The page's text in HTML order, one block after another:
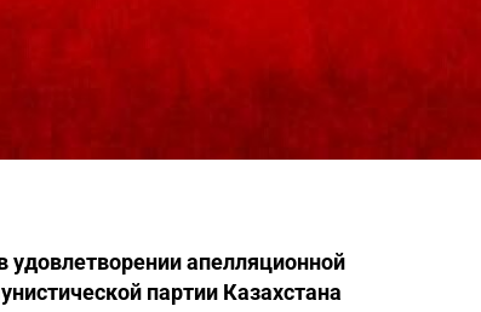
удовлетворении апелляционной
партии Казахстана